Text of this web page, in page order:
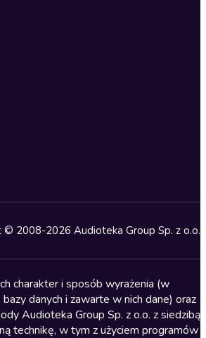
© 2008-2026 Audioteka Group Sp. z o.o.
charakter i sposób wyrażenia (w
danych i zawarte w nich dane) oraz
Audioteka Group Sp. z o.o. z siedzibą
technikę, w tym z użyciem programów